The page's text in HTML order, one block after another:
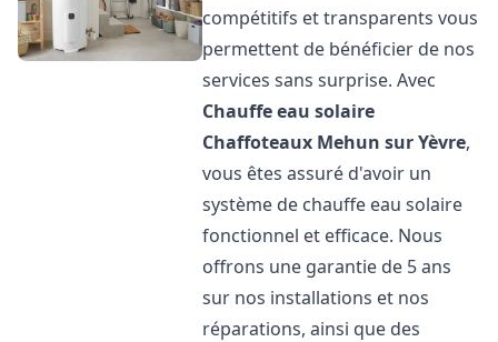
compétitifs et transparents vous
permettent de bénéficier de nos
services sans surprise. Avec
Chauffe eau solaire
Chaffoteaux Mehun sur Yèvre,
vous êtes assuré d'avoir un
système de chauffe eau solaire
fonctionnel et efficace. Nous
offrons une garantie de 5 ans
sur nos installations et nos
réparations, ainsi que des